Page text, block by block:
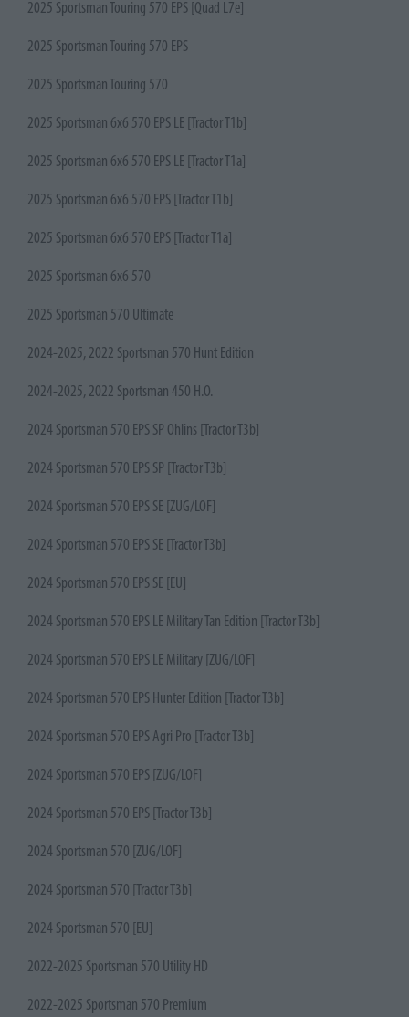
2025 Sportsman Touring 570 EPS [Quad L7e]
2025 Sportsman Touring 570 EPS
2025 Sportsman Touring 570
2025 Sportsman 6x6 570 EPS LE [Tractor T1b]
2025 Sportsman 6x6 570 EPS LE [Tractor T1a]
2025 Sportsman 6x6 570 EPS [Tractor T1b]
2025 Sportsman 6x6 570 EPS [Tractor T1a]
2025 Sportsman 6x6 570
2025 Sportsman 570 Ultimate
2024-2025, 2022 Sportsman 570 Hunt Edition
2024-2025, 2022 Sportsman 450 H.O.
2024 Sportsman 570 EPS SP Ohlins [Tractor T3b]
2024 Sportsman 570 EPS SP [Tractor T3b]
2024 Sportsman 570 EPS SE [ZUG/LOF]
2024 Sportsman 570 EPS SE [Tractor T3b]
2024 Sportsman 570 EPS SE [EU]
2024 Sportsman 570 EPS LE Military Tan Edition [Tractor T3b]
2024 Sportsman 570 EPS LE Military [ZUG/LOF]
2024 Sportsman 570 EPS Hunter Edition [Tractor T3b]
2024 Sportsman 570 EPS Agri Pro [Tractor T3b]
2024 Sportsman 570 EPS [ZUG/LOF]
2024 Sportsman 570 EPS [Tractor T3b]
2024 Sportsman 570 [ZUG/LOF]
2024 Sportsman 570 [Tractor T3b]
2024 Sportsman 570 [EU]
2022-2025 Sportsman 570 Utility HD
2022-2025 Sportsman 570 Premium